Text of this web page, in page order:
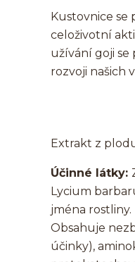
Kustovnice se
celoživotní
užívání goji
rozvoji našich
Extrakt z
Účinné látky:
Lycium
jména rostliny.
Obsahuje
účinky),